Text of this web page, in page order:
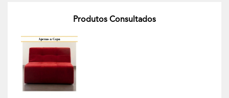
Produtos Consultados